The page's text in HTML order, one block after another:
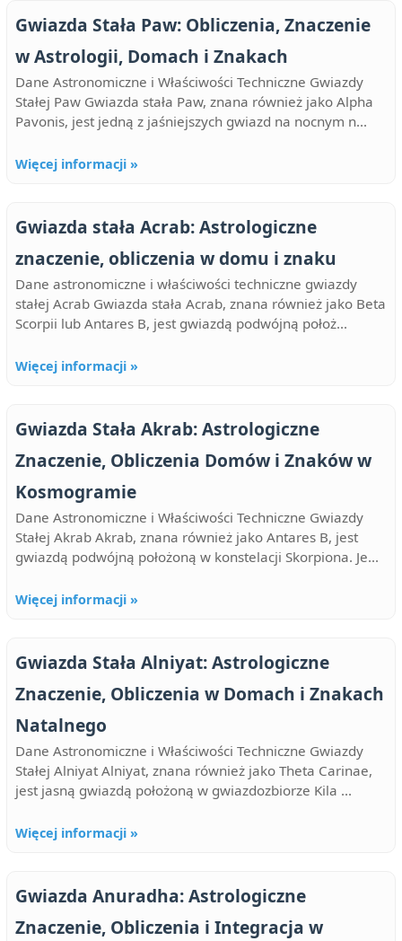
Gwiazda Stała Paw: Obliczenia, Znaczenie
w Astrologii, Domach i Znakach
Dane Astronomiczne i Właściwości Techniczne Gwiazdy
Stałej Paw Gwiazda stała Paw, znana również jako Alpha
Pavonis, jest jedną z jaśniejszych gwiazd na nocnym n...
Więcej informacji »
Gwiazda stała Acrab: Astrologiczne
znaczenie, obliczenia w domu i znaku
Dane astronomiczne i właściwości techniczne gwiazdy
stałej Acrab Gwiazda stała Acrab, znana również jako Beta
Scorpii lub Antares B, jest gwiazdą podwójną położ...
Więcej informacji »
Gwiazda Stała Akrab: Astrologiczne
Znaczenie, Obliczenia Domów i Znaków w
Kosmogramie
Dane Astronomiczne i Właściwości Techniczne Gwiazdy
Stałej Akrab Akrab, znana również jako Antares B, jest
gwiazdą podwójną położoną w konstelacji Skorpiona. Je...
Więcej informacji »
Gwiazda Stała Alniyat: Astrologiczne
Znaczenie, Obliczenia w Domach i Znakach
Natalnego
Dane Astronomiczne i Właściwości Techniczne Gwiazdy
Stałej Alniyat Alniyat, znana również jako Theta Carinae,
jest jasną gwiazdą położoną w gwiazdozbiorze Kila ...
Więcej informacji »
Gwiazda Anuradha: Astrologiczne
Znaczenie, Obliczenia i Integracja w